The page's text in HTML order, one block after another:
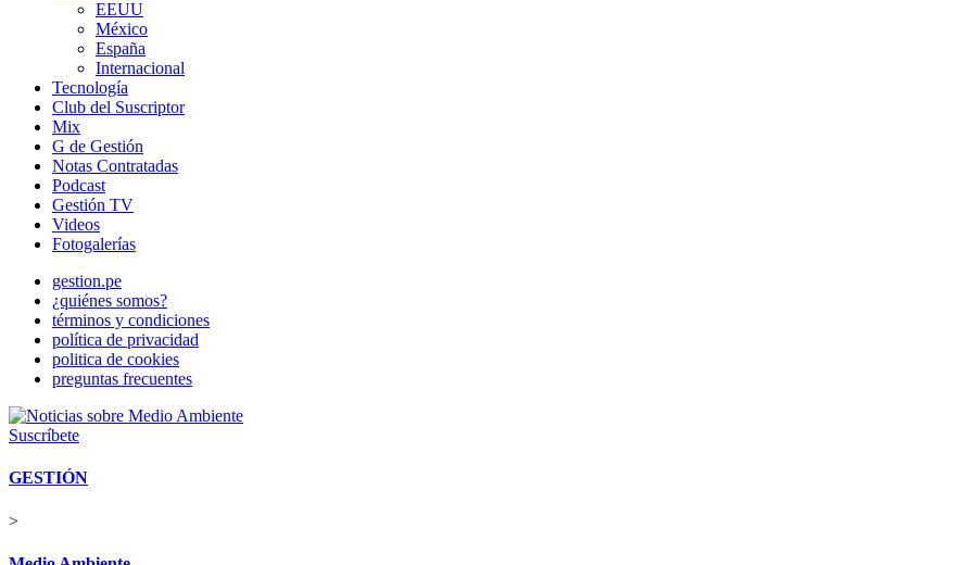
EEUU
México
España
Internacional
Tecnología
Club del Suscriptor
Mix
G de Gestión
Notas Contratadas
Podcast
Gestión TV
Videos
Fotogalerías
gestion.pe
¿quiénes somos?
términos y condiciones
política de privacidad
politica de cookies
preguntas frecuentes
Suscríbete
GESTIÓN
>